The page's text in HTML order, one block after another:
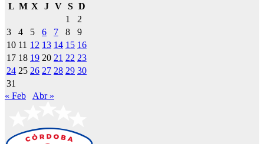
L M X J V S D
1
2
3
4 5 6 7 8
9
10 11 12 13 14 15 16
17 18 19 20 21 22 23
24 25 26 27 28 29 30
31
« Feb
Abr »